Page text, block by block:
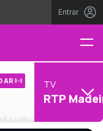
Entrar
AR TV
RTP